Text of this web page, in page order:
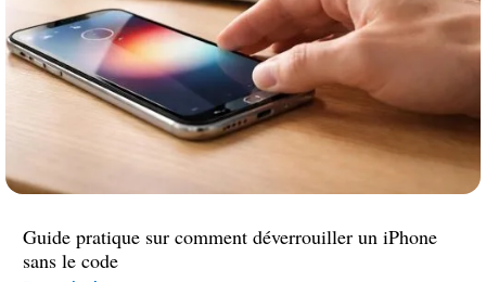
Guide pratique sur comment déverrouiller un iPhone
sans le code